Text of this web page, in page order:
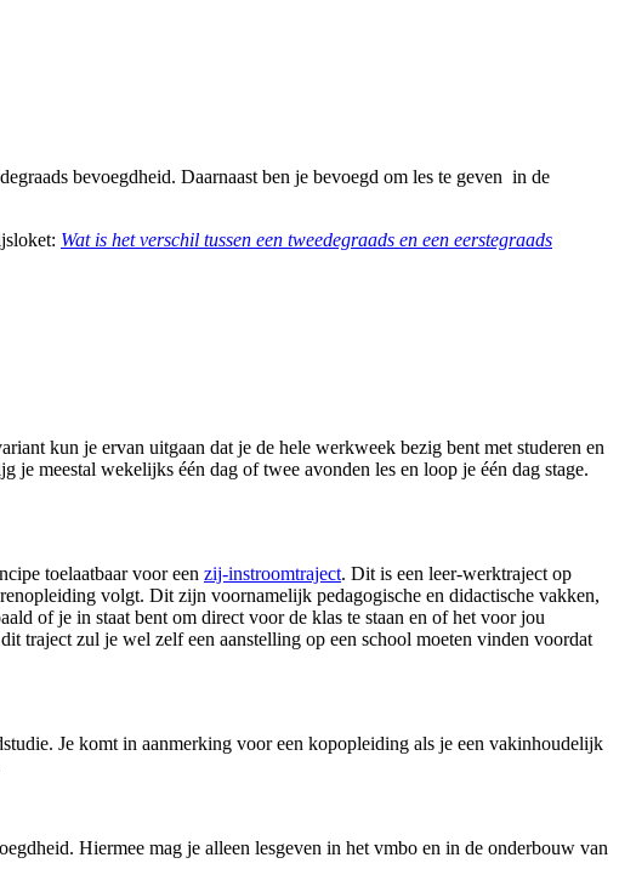
bevoegdheid. Daarnaast ben je bevoegd om les te geven in de
Wat is het verschil tussen een tweedegraads en een eerstegraads
kun je ervan uitgaan dat je de hele werkweek bezig bent met studeren en
meestal wekelijks één dag of twee avonden les en loop je één dag stage.
toelaatbaar voor een zij-instroomtraject. Dit is een leer-werktraject op
volgt. Dit zijn voornamelijk pedagogische en didactische vakken,
of je in staat bent om direct voor de klas te staan en of het voor jou
traject zul je wel zelf een aanstelling op een school moeten vinden voordat
Je komt in aanmerking voor een kopopleiding als je een vakinhoudelijk
Hiermee mag je alleen lesgeven in het vmbo en in de onderbouw van